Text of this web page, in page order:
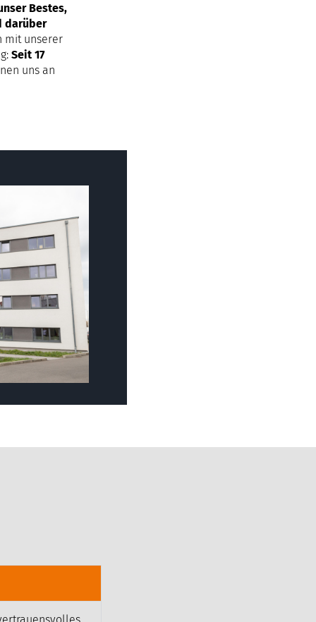
Bestes,
darüber
mit unserer
Seit 17
uns an